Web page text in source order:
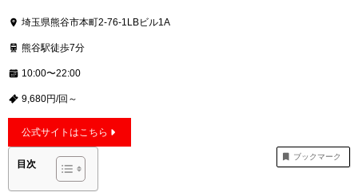
埼玉県熊谷市本町2-76-1LBビル1A
熊谷駅徒歩7分
10:00〜22:00
9,680円/回～
公式サイトはこちら
ブックマーク
目次